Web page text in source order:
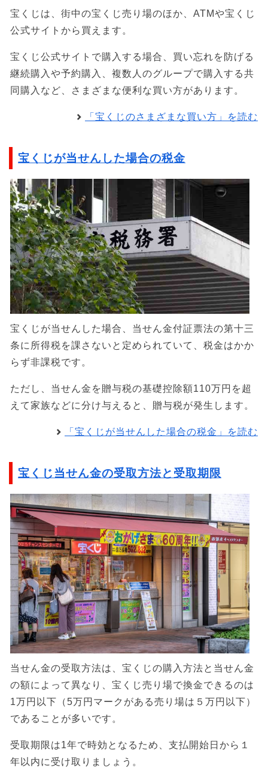
宝くじは、街中の宝くじ売り場のほか、ATMや宝くじ
公式サイトから買えます。
宝くじ公式サイトで購入する場合、買い忘れを防げる
継続購入や予約購入、複数人のグループで購入する共
同購入など、さまざまな便利な買い方があります。
「宝くじのさまざまな買い方」を読む
宝くじが当せんした場合の税金
宝くじが当せんした場合、当せん金付証票法の第十三
条に所得税を課さないと定められていて、税金はかか
らず非課税です。
ただし、当せん金を贈与税の基礎控除額110万円を超
えて家族などに分け与えると、贈与税が発生します。
「宝くじが当せんした場合の税金」を読む
宝くじ当せん金の受取方法と受取期限
当せん金の受取方法は、宝くじの購入方法と当せん金
の額によって異なり、宝くじ売り場で換金できるのは
1万円以下（5万円マークがある売り場は５万円以下）
であることが多いです。
受取期限は1年で時効となるため、支払開始日から１
年以内に受け取りましょう。